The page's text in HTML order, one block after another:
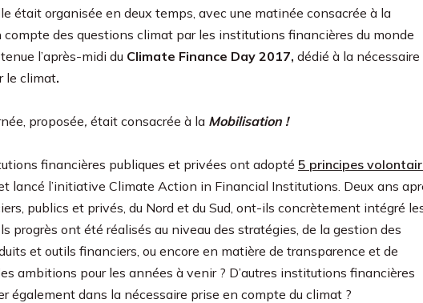
était organisée en deux temps, avec une matinée consacrée à la
des questions climat par les institutions financières du monde
l’après-midi du Climate Finance Day 2017, dédié à la nécessaire
le climat.
proposée, était consacrée à la Mobilisation !
financières publiques et privées ont adopté 5 principes
lancé l’initiative Climate Action in Financial Institutions. Deux ans
publics et privés, du Nord et du Sud, ont-ils concrètement intégré
progrès ont été réalisés au niveau des stratégies, de la gestion des
et outils financiers, ou encore en matière de transparence et de
ambitions pour les années à venir ? D’autres institutions financières
également dans la nécessaire prise en compte du climat ?